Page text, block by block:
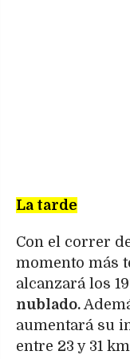
La tarde
Con el correr
momento más
alcanzará los
nublado.
aumentará su
entre 23 y 31